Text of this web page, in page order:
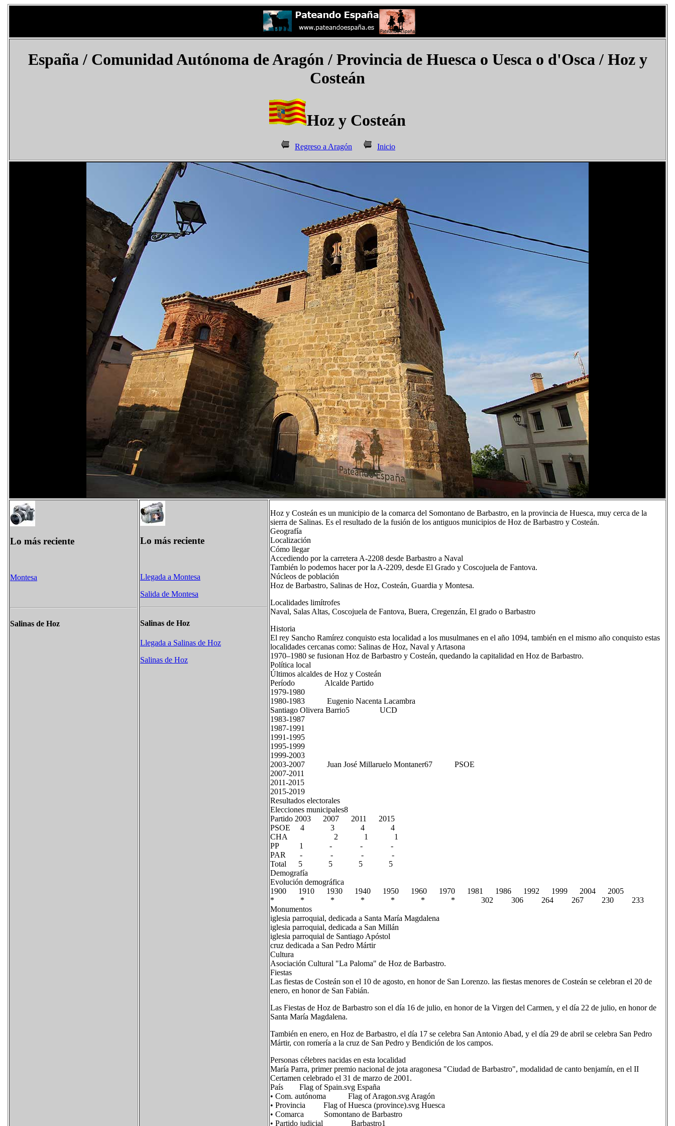
España/ Comunidad Autónoma de Aragón / Provincia de Huesca o Uesca o d'Osca/ Hoz y
Costeán​
Hoz y Costeán​
Regreso a Aragón Inicio
Lo más reciente
Montesa
Salinas de Hoz
Lo más reciente
Llegada a Montesa
Salida de Montesa
Salinas de Hoz
Llegada a Salinas de Hoz
Salinas de Hoz
Hoz y Costeán​ es un municipio de la comarca del Somontano de Barbastro, en la provincia de Huesca, muy cerca de la
sierra de Salinas. Es el resultado de la fusión de los antiguos municipios de Hoz de Barbastro y Costeán.
Geografía
Localización
Cómo llegar
Accediendo por la carretera A-2208 desde Barbastro a Naval
También lo podemos hacer por la A-2209, desde El Grado y Coscojuela de Fantova.
Núcleos de población
Hoz de Barbastro, Salinas de Hoz, Costeán, Guardia y Montesa.
Localidades limítrofes
Naval, Salas Altas, Coscojuela de Fantova, Buera, Cregenzán, El grado o Barbastro
Historia
El rey Sancho Ramírez conquisto esta localidad a los musulmanes en el año 1094, también en el mismo año conquisto estas
localidades cercanas como: Salinas de Hoz, Naval y Artasona
1970–1980 se fusionan Hoz de Barbastro y Costeán, quedando la capitalidad en Hoz de Barbastro.
Política local
Últimos alcaldes de Hoz y Costeán
Período Alcalde Partido
1979-1980
1980-1983 Eugenio Nacenta Lacambra
Santiago Olivera Barrio5​ UCD
1983-1987
1987-1991
1991-1995
1995-1999
1999-2003
2003-2007 Juan José Millaruelo Montaner6​7​ PSOE
2007-2011
2011-2015
2015-2019
Resultados electorales
Elecciones municipales8​
Partido 2003 2007 2011 2015
PSOE 4 3 4 4
CHA 2 1 1
PP 1 - - -
PAR - - - -
Total 5 5 5 5
Demografía
Evolución demográfica
1900 1910 1930 1940 1950 1960 1970 1981 1986 1992 1999 2004 2005
* * * * * * * 302 306 264 267 230 233
Monumentos
iglesia parroquial, dedicada a Santa María Magdalena
iglesia parroquial, dedicada a San Millán
iglesia parroquial de Santiago Apóstol
cruz dedicada a San Pedro Mártir
Cultura
Asociación Cultural "La Paloma" de Hoz de Barbastro.
Fiestas
Las fiestas de Costeán son el 10 de agosto, en honor de San Lorenzo. las fiestas menores de Costeán se celebran el 20 de
enero, en honor de San Fabián.
Las Fiestas de Hoz de Barbastro son el día 16 de julio, en honor de la Virgen del Carmen, y el día 22 de julio, en honor de
Santa María Magdalena.
También en enero, en Hoz de Barbastro, el día 17 se celebra San Antonio Abad, y el día 29 de abril se celebra San Pedro
Mártir, con romería a la cruz de San Pedro y Bendición de los campos.
Personas célebres nacidas en esta localidad
María Parra, primer premio nacional de jota aragonesa "Ciudad de Barbastro", modalidad de canto benjamín, en el II
Certamen celebrado el 31 de marzo de 2001.
País Flag of Spain.svg España
• Com. autónoma Flag of Aragon.svg Aragón
• Provincia Flag of Huesca (province).svg Huesca
• Comarca Somontano de Barbastro
• Partido judicial Barbastro1​